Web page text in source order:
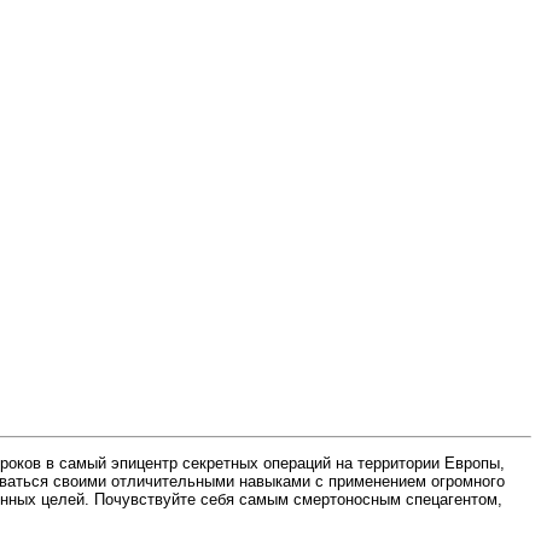
в самый эпицентр секретных операций на территории Европы,
своими отличительными навыками с применением огромного
целей. Почувствуйте себя самым смертоносным спецагентом,